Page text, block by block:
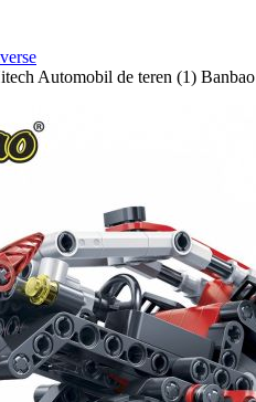
Automobil de teren (1) Banbao